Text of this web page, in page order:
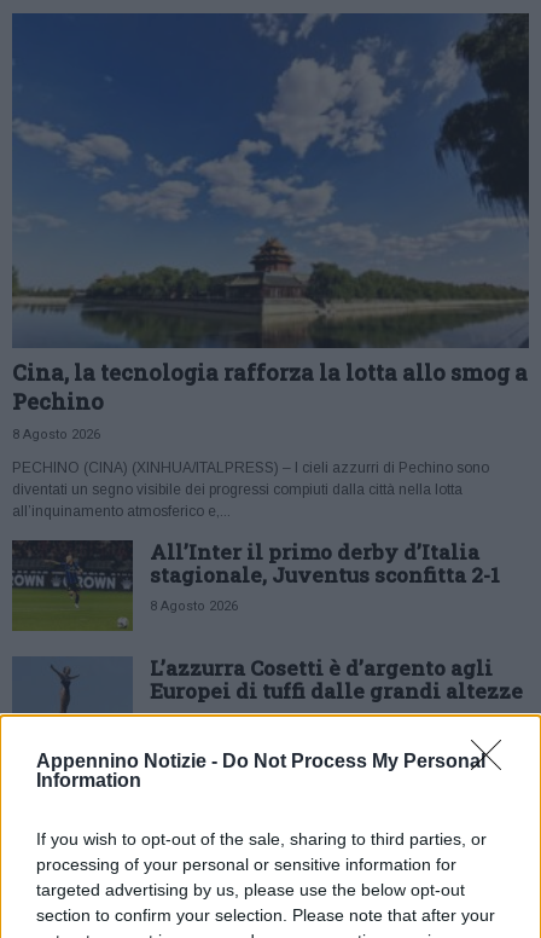
Appennino Notizie - Do Not Process My Personal
Information
If you wish to opt-out of the sale, sharing to third parties, or
processing of your personal or sensitive information for
targeted advertising by us, please use the below opt-out
section to confirm your selection. Please note that after your
Cina, la tecnologia rafforza la lotta allo smog a
Pechino
8 Agosto 2026
PECHINO (CINA) (XINHUA/ITALPRESS) – I cieli azzurri di Pechino sono
diventati un segno visibile dei progressi compiuti dalla città nella lotta
all’inquinamento atmosferico e,...
All’Inter il primo derby d’Italia
stagionale, Juventus sconfitta 2-1
8 Agosto 2026
L’azzurra Cosetti è d’argento agli
Europei di tuffi dalle grandi altezze
8 Agosto 2026
8 Agosto 2026
Italia d’argento nella staffetta
mista agli Europei di nuoto di fondo